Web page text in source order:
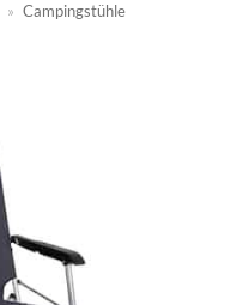
» Campingstühle